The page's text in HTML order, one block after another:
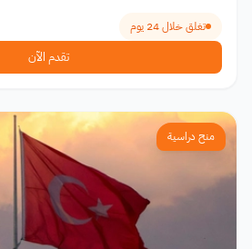
تغلق خلال 24 يوم
تقدم الآن
منح دراسية